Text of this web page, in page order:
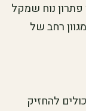
נוח שמקל
רחב של
להחזיק